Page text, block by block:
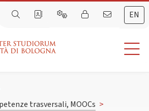
EN
trasversali, MOOCs >